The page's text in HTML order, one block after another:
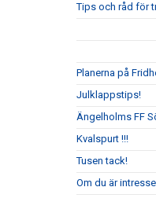
Tips och råd för
Planerna på
Julklappstips!
Ängelholms FF
Kvalspurt !!!
Tusen tack!
Om du är